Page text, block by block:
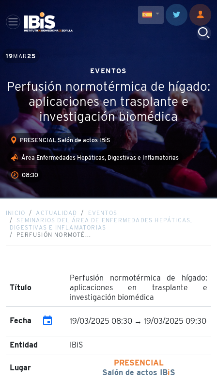
19MAR 25
EVENTOS
Perfusión normotérmica de hígado:
aplicaciones en trasplante e
investigación biomédica
PRESENCIAL Salón de actos IBiS
Área Enfermedades Hepáticas, Digestivas e Inflamatorias
08:30
INICIO ACTUALIDAD
EVENTOS
SEMINARIOS DEL ÁREA DE ENFERMEDADES HEPÁTICAS,
DIGESTIVAS E INFLAMATORIAS
PERFUSIÓN NORMOTÉ...
Título
Perfusión normotérmica de hígado:
aplicaciones en trasplante e
investigación biomédica
Fecha event 19/03/2025 08:30 → 19/03/2025 09:30
Entidad IBiS
Lugar
PRESENCIAL
Salón de actos IBiS